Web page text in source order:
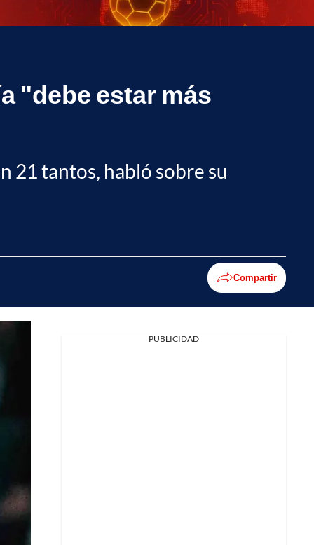
"debe estar más
21 tantos, habló sobre su
Compartir
PUBLICIDAD